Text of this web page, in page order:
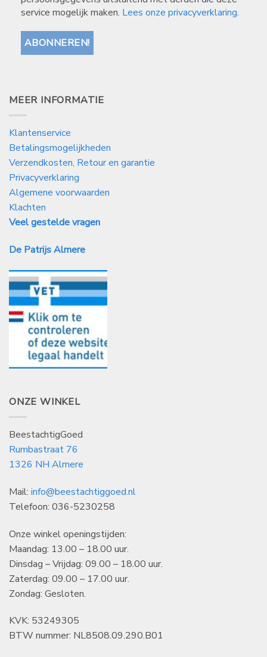
service mogelijk maken. Lees onze privacyverklaring.
MEER INFORMATIE
Klantenservice
Betalingsmogelijkheden
Verzendkosten, Retour en garantie
Privacyverklaring
Algemene voorwaarden
Klachten
Veel gestelde vragen
De Patrijs Almere
ONZE WINKEL
BeestachtigGoed
Rumbastraat 76
1326 NH Almere
Mail: info@beestachtiggoed.nl
Telefoon: 036-5230258
Onze winkel openingstijden:
Maandag: 13.00 – 18.00 uur.
Dinsdag – Vrijdag: 09.00 – 18.00 uur.
Zaterdag: 09.00 – 17.00 uur.
Zondag: Gesloten.
KVK: 53249305
BTW nummer: NL8508.09.290.B01